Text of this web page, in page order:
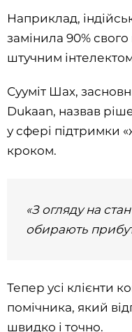
Наприклад,
замінила 90%
штучним
Сууміт Шах,
Dukaan, назвав
у сфері підтримки
кроком.
«З огляду на
обирають
Тепер усі клієнти
помічника, який
швидко і точно.